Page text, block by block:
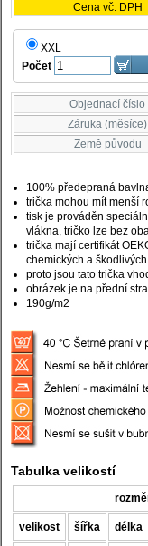
Cena vč. DPH
XXL
Počet
Objednací číslo
Záruka (měsíce)
Země původu
100% předepraná
trička mohou mít menší
tisk je prováděn
vlákna, tričko lze bez
trička mají certifikát
chemických a
proto jsou tato trička
obrázek je na přední
190g/m2
Tabulka velikostí
velikost šířka délka